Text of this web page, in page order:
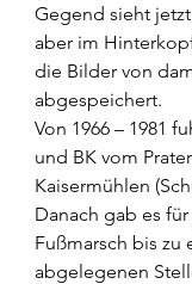
Gegend sieht jetzt
aber im
die Bilder von
abgespeichert.
Von 1966 – 1981
und BK vom
Kaisermühlen
Danach gab es
Fußmarsch bis zu
abgelegenen